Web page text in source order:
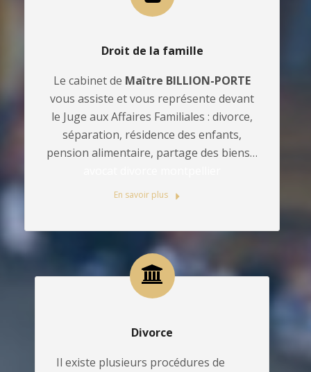
Droit de la famille
Le cabinet de Maître BILLION-PORTE
vous assiste et vous représente devant
le Juge aux Affaires Familiales : divorce,
séparation, résidence des enfants,
pension alimentaire, partage des biens…
En savoir plus
Divorce
Il existe plusieurs procédures de